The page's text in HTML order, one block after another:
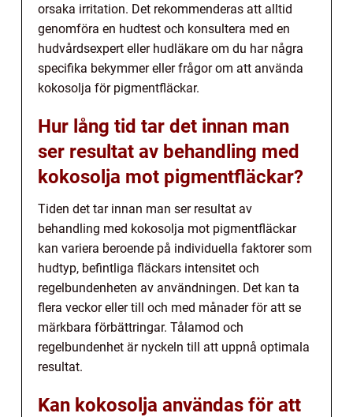
orsaka irritation. Det rekommenderas att alltid
genomföra en hudtest och konsultera med en
hudvårdsexpert eller hudläkare om du har några
specifika bekymmer eller frågor om att använda
kokosolja för pigmentfläckar.
Hur lång tid tar det innan man
ser resultat av behandling med
kokosolja mot pigmentfläckar?
Tiden det tar innan man ser resultat av
behandling med kokosolja mot pigmentfläckar
kan variera beroende på individuella faktorer som
hudtyp, befintliga fläckars intensitet och
regelbundenheten av användningen. Det kan ta
flera veckor eller till och med månader för att se
märkbara förbättringar. Tålamod och
regelbundenhet är nyckeln till att uppnå optimala
resultat.
Kan kokosolja användas för att